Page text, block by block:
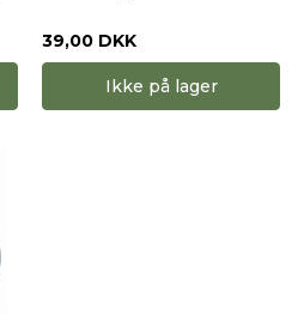
39,00 DKK
Ikke på lager